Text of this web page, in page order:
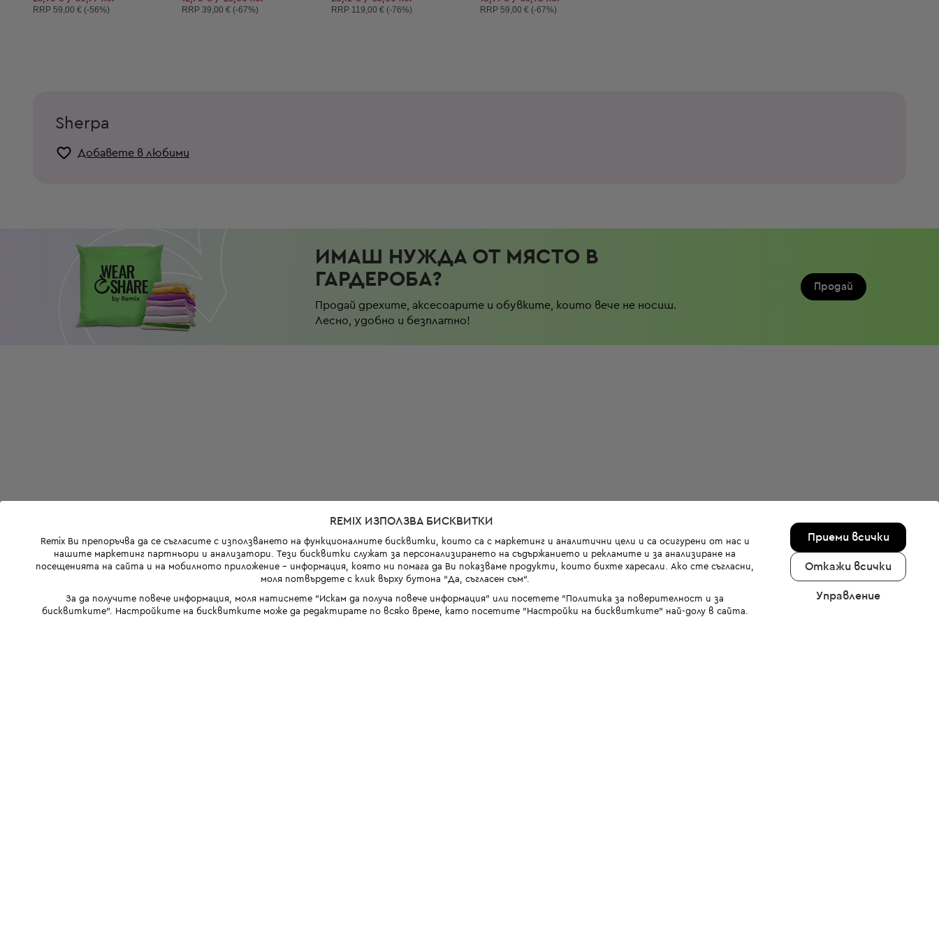
Препоръчителна цена:
RRP 59,00 € (-56%) Препоръчителна цена:
RRP39,00 € (-67%) Препоръчителна цена:
RRP 119,00 € (-76%) Препоръчителна цена:
RRP 59,00 € (-67%)
Sherpa
Добавете в любими
ИМАШ НУЖДА ОТ МЯСТО В
ГАРДЕРОБА?
Продай дрехите, аксесоарите и обувките, които вече не носиш.
Лесно, удобно и безплатно!
Продай
REMIX ИЗПОЛЗВА БИСКВИТКИ
Remix Ви препоръчва да се съгласите с използването на функционалните бисквитки, които са с маркетинг и аналитични цели и са осигурени от нас и
нашите маркетинг партньори и анализатори. Тези бисквитки служат за персонализирането на съдържанието и рекламите и за анализиране на
посещенията на сайта и на мобилното приложение - информация, която ни помага да Ви показваме продукти, които бихте харесали. Ако сте съгласни,
моля потвърдете с клик върху бутона “Да, съгласен съм“.
За да получите повече информация, моля натиснете "Искам да получа повече информация" или посетете "Политика за поверителност и за
бисквитките". Настройките на бисквитките може да редактирате по всяко време, като посетите "Настройки на бисквитките" най-долу в сайта.
Приеми всички
Откажи всички
Управление